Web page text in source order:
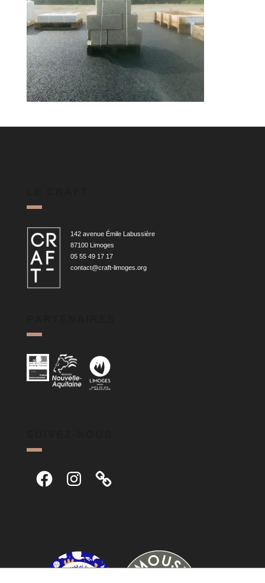
142 avenue Émile Labussière
87100 Limoges
05 55 49 17 17
contact@craft-limoges.org
FacebookInstagram